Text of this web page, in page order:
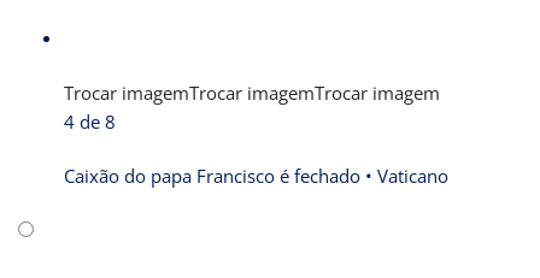
Trocar imagemTrocar imagemTrocar imagem
4 de 8
Caixão do papa Francisco é fechado • Vaticano